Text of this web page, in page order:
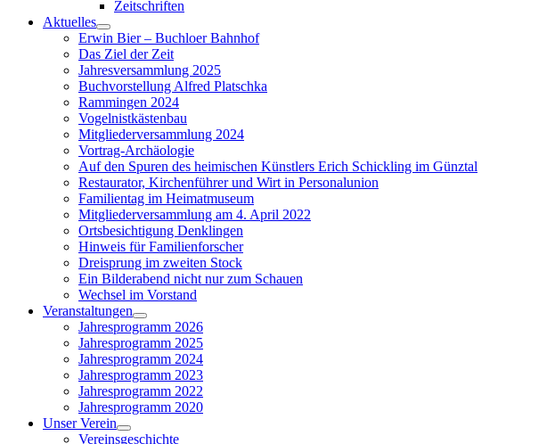
Zeitschriften
Aktuelles
Show
sub
menu
Erwin Bier – Buchloer Bahnhof
Das Ziel der Zeit
Jahresversammlung 2025
Buchvorstellung Alfred Platschka
Rammingen 2024
Vogelnistkästenbau
Mitgliederversammlung 2024
Vortrag-Archäologie
Auf den Spuren des heimischen Künstlers Erich Schickling im Günztal
Restaurator, Kirchenführer und Wirt in Personalunion
Familientag im Heimatmuseum
Mitgliederversammlung am 4. April 2022
Ortsbesichtigung Denklingen
Hinweis für Familienforscher
Dreisprung im zweiten Stock
Ein Bilderabend nicht nur zum Schauen
Wechsel im Vorstand
Veranstaltungen
Show
sub
menu
Jahresprogramm 2026
Jahresprogramm 2025
Jahresprogramm 2024
Jahresprogramm 2023
Jahresprogramm 2022
Jahresprogramm 2020
Unser Verein
Show
Vereinsgeschichte